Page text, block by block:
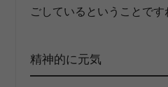
ごしているということです
精神的に元気